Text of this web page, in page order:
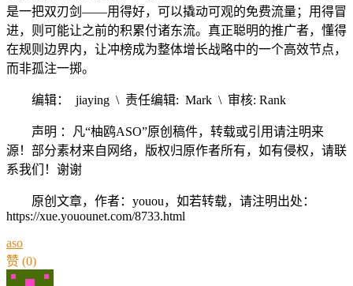
是一把双刃剑——用得好，可以撬动可观的免费流量；用得冒
进，则可能让之前的积累付诸东流。真正聪明的推广者，懂得
在规则边界内，让冲榜成为整体增长战略中的一个高效节点，
而非孤注一掷。
编辑： jiaying \ 责任编辑: Mark \ 审核: Rank
声明 ：凡“柚鸥ASO”原创稿件，转载或引用请注明来
源！部分素材来自网络，版权归原作者所有，如有侵权，请联
系我们！谢谢
原创文章，作者：youou，如若转载，请注明出处：
https://xue.youounet.com/8733.html
aso
赞 (0)